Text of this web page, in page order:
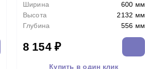
Ширина
600 мм
Высота
2132 мм
Глубина
556 мм
8 154 ₽
Купить в один клик